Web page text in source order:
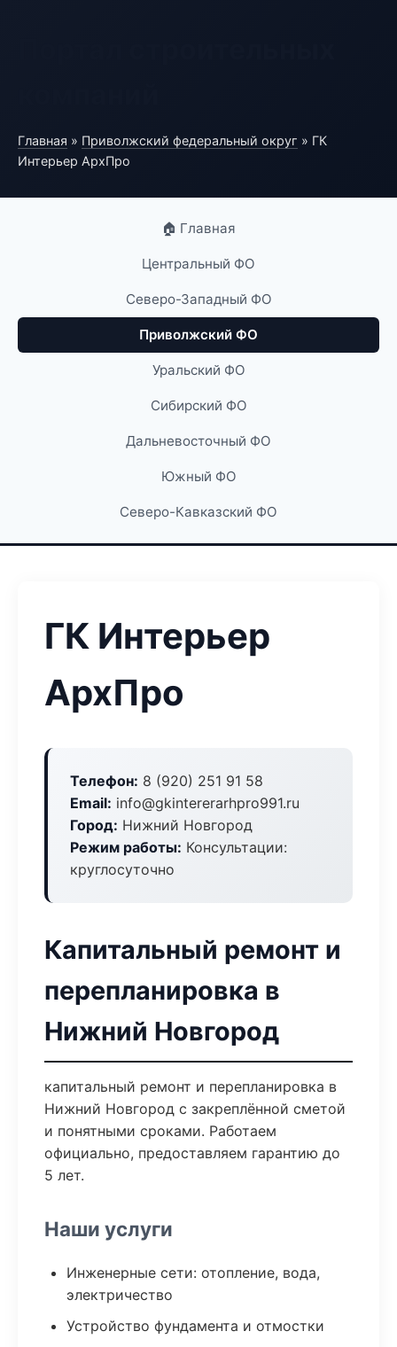
Главная » Приволжский федеральный округ » ГК
Интерьер АрхПро
🏠 Главная
Центральный ФО
Северо-Западный ФО
Приволжский ФО
Уральский ФО
Сибирский ФО
Дальневосточный ФО
Южный ФО
Северо-Кавказский ФО
ГК Интерьер
АрхПро
Телефон: 8 (920) 251 91 58
Email: info@gkintererarhpro991.ru
Город: Нижний Новгород
Режим работы: Консультации:
круглосуточно
Капитальный ремонт и
перепланировка в
Нижний Новгород
капитальный ремонт и перепланировка в
Нижний Новгород с закреплённой сметой
и понятными сроками. Работаем
официально, предоставляем гарантию до
5 лет.
Наши услуги
Инженерные сети: отопление, вода,
электричество
Устройство фундамента и отмостки